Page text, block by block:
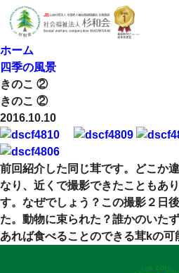
ホーム
四季の風景
きのこ ②
きのこ ②
2016.10.10
前回紹介した同じ茸です。どこか
なり、近くで撮影できたこともあ
す。なぜでしょう？この撮影２日
た。動物に束られた？誰かのいた
あれば食べることのできる茸kの可